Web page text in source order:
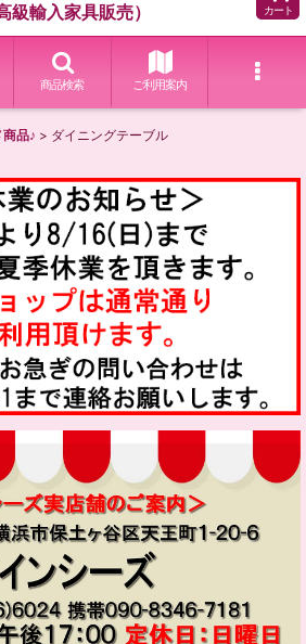
級輸入家具販売）
カート
商品検索 ご利用案内
品♪ > ダイニングテーブル